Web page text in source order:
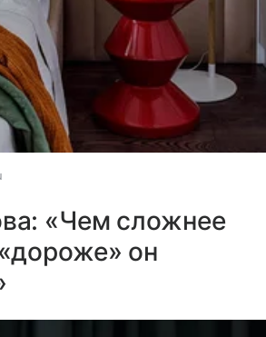
«Чем сложнее
он